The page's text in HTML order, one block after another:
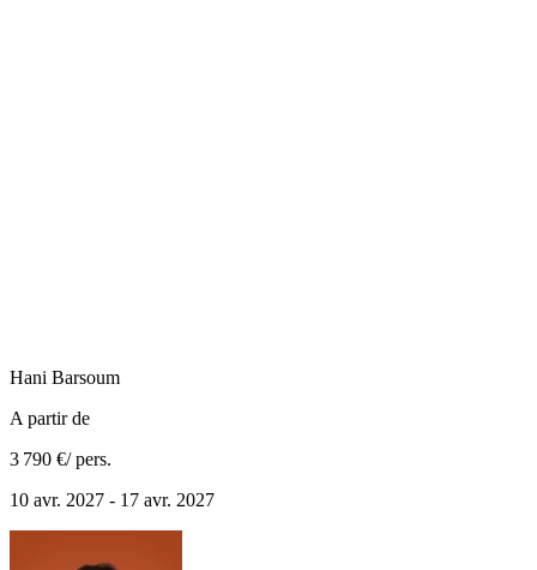
Hani Barsoum
A partir de
3 790 €/ pers.
10 avr. 2027 - 17 avr. 2027